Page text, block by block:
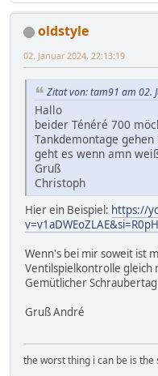
oldstyle
02. Januar 2024, 22:13:19
Zitat von: tam91 am 02.
Hallo
beider Ténéré 700
Tankdemontage
geht es wenn amn
Gruß
Christoph
Hier ein Beispiel: https://
Wenn's bei mir soweit ist
Ventilspielkontrolle gleich
Gemütlicher
Gruß André
the worst thing i can be is the